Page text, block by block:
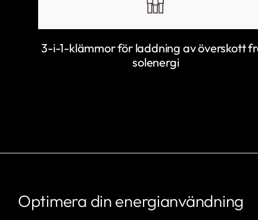
3-i-1-klämmor för laddning av överskott
solenergi
Optimera din energianvändning